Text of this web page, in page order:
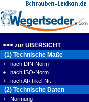
>>> zur ÜBERSICHT
(1) Technische Maße
+ nach DIN-Norm
+ nach ISO-Norm
+ nach ARTikel-Nr.
(2) Technische Daten
+ Normung